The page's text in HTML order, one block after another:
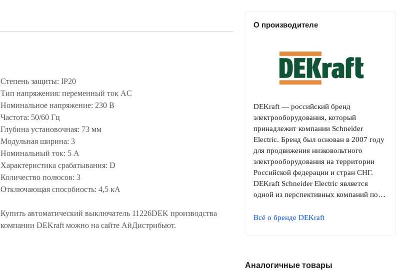
Степень защиты: IP20
Тип напряжения: переменный ток AC
Номинальное напряжение: 230 В
Частота: 50/60 Гц
Глубина установочная: 73 мм
Модульная ширина: 3
Номинальный ток: 5 А
Характеристика срабатывания: D
Количество полюсов: 3
Отключающая способность: 4,5 кА
Купить автоматический выключатель 11226DEK производства
компании DEKraft можно на сайте АйДистрибьют.
О производителе
DEKraft — российский бренд
электрооборудования, который
принадлежит компании Schneider
Electric. Бренд был основан в 2007 году
для продвижения низковольтного
электрооборудования на территории
Российской федерации и стран СНГ.
DEKraft Schneider Electric является
одной из перспективных компаний по…
Всё о бренде DEKraft
Аналогичные товары